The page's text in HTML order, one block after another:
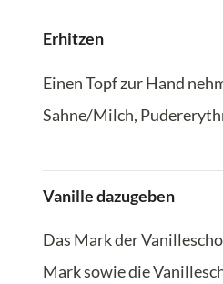
Erhitzen
Einen Topf zur Hand
Sahne/Milch,
Vanille dazugeben
Das Mark der
Mark sowie die